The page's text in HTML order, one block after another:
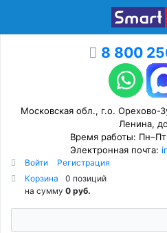
8 800
Московская обл., г.о. Орехово-
Ленина,
Время работы:
Электронная почта:
Войти
Регистрация
Корзина
0 позиций
на сумму 0 руб.